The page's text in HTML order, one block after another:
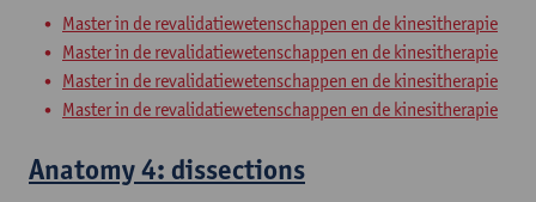
Master in de revalidatiewetenschappen en de kinesitherapie
Master in de revalidatiewetenschappen en de kinesitherapie
Master in de revalidatiewetenschappen en de kinesitherapie
Master in de revalidatiewetenschappen en de kinesitherapie
Anatomy 4: dissections